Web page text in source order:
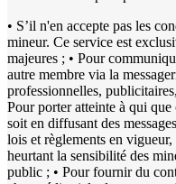
• S’il n'en accepte pas les
mineur. Ce service est
majeures ; • Pour
autre membre via la
professionnelles,
Pour porter atteinte à qui
soit en diffusant des
lois et règlements en
heurtant la sensibilité des
public ; • Pour fournir du